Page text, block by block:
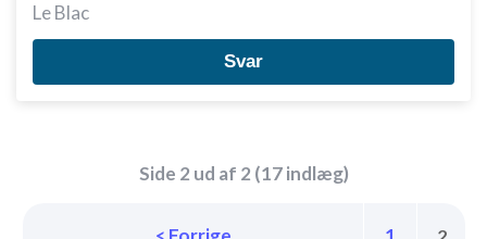
Le Blac
Svar
Side 2 ud af 2 (17 indlæg)
Ikke-IAB-behandlingsformål: